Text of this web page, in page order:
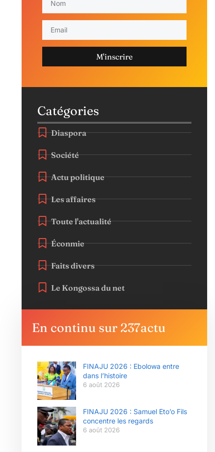
M'inscrire
Catégories
Diaspora
Société
Actu politique
Les affaires
Toute l'actualité
Éconmie
Faits divers
Le Kongossa du net
En continu sur 237actu
FINAJU 2026 : Ebolowa entre
dans l’histoire
6 août 2026
FINAJU 2026 : Samuel Eto’o Fils
concentre les regards
6 août 2026